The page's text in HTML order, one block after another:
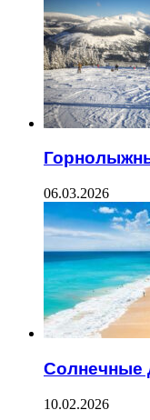
06.03.2026
Солнечные
10.02.2026